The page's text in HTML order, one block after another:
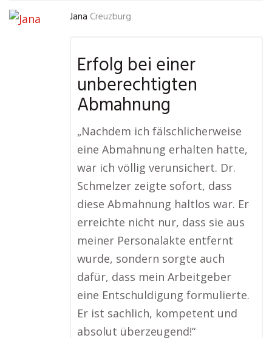
Jana Creuzburg
Erfolg bei einer
unberechtigten
Abmahnung
„Nachdem ich fälschlicherweise
eine Abmahnung erhalten hatte,
war ich völlig verunsichert. Dr.
Schmelzer zeigte sofort, dass
diese Abmahnung haltlos war. Er
erreichte nicht nur, dass sie aus
meiner Personalakte entfernt
wurde, sondern sorgte auch
dafür, dass mein Arbeitgeber
eine Entschuldigung formulierte.
Er ist sachlich, kompetent und
absolut überzeugend!“